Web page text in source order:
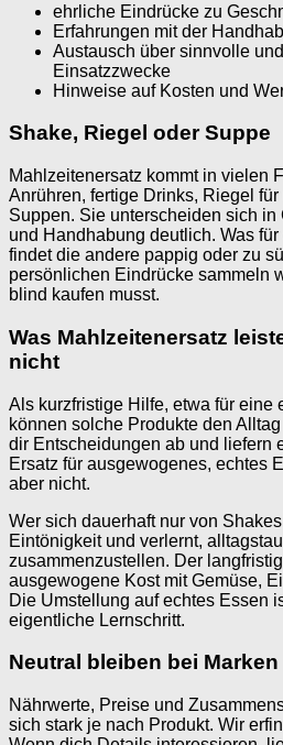
ehrliche Eindrücke zu
Erfahrungen mit der
Austausch über sinnvolle
Einsatzzwecke
Hinweise auf Kosten und
Shake, Riegel oder Suppe
Mahlzeitenersatz kommt in vielen
Anrühren, fertige Drinks, Riegel
Suppen. Sie unterscheiden sich in
und Handhabung deutlich. Was
findet die andere pappig oder zu
persönlichen Eindrücke sammeln
blind kaufen musst.
Was Mahlzeitenersatz
nicht
Als kurzfristige Hilfe, etwa für eine
können solche Produkte den
dir Entscheidungen ab und liefern
Ersatz für ausgewogenes, echtes
aber nicht.
Wer sich dauerhaft nur von
Eintönigkeit und verlernt,
zusammenzustellen. Der
ausgewogene Kost mit Gemüse,
Die Umstellung auf echtes Essen
eigentliche Lernschritt.
Neutral bleiben bei
Nährwerte, Preise und
sich stark je nach Produkt. Wir